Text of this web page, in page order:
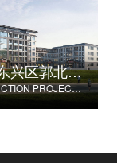
内江市东兴区郭北养老服务中心建设项目
CONSTRUCTION PROJECT OF GUOBEI ELDERLY SERVICE CENTER IN DONGXING DISTRICT, NEIJIANG CITY